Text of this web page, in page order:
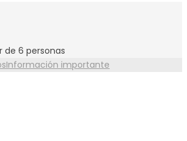
de 6 personas
Información importante